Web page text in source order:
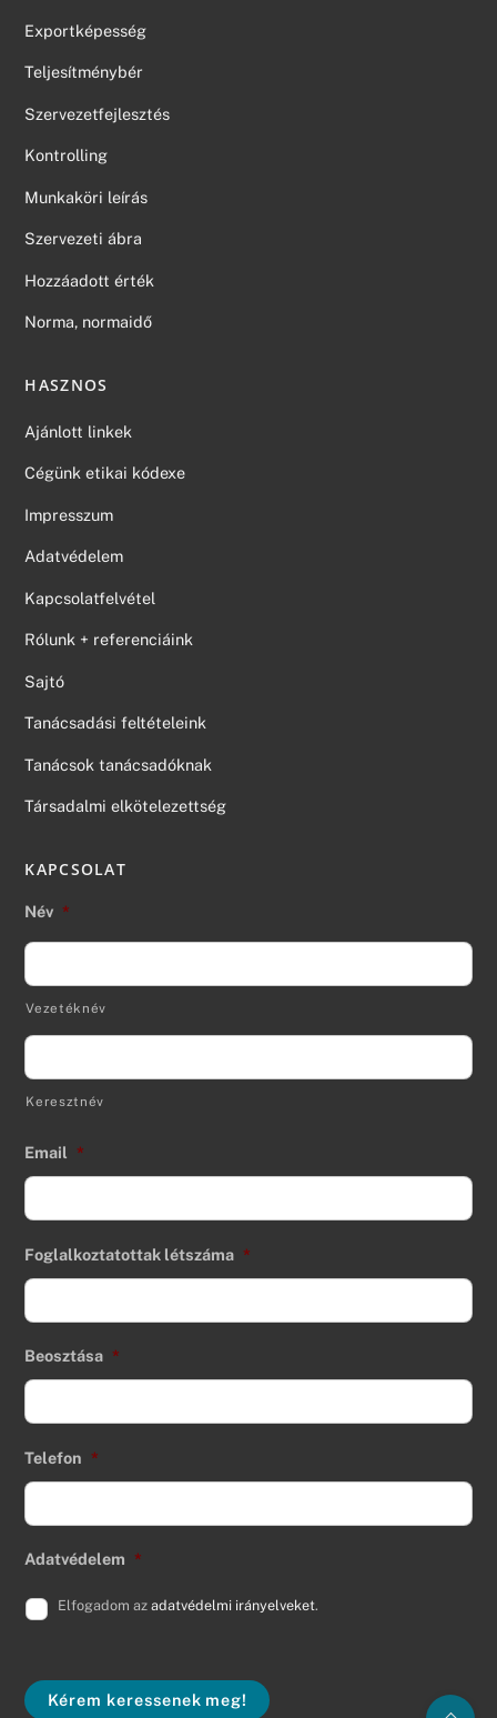
Back
Exportképesség
Teljesítménybér
Szervezetfejlesztés
Kontrolling
Munkaköri leírás
Szervezeti ábra
Hozzáadott érték
Norma, normaidő
HASZNOS
Ajánlott linkek
Cégünk etikai kódexe
Impresszum
Adatvédelem
Kapcsolatfelvétel
Rólunk + referenciáink
Sajtó
Tanácsadási feltételeink
Tanácsok tanácsadóknak
Társadalmi elkötelezettség
KAPCSOLAT
Név *
Vezetéknév
Keresztnév
Email *
Foglalkoztatottak létszáma *
Beosztása *
Telefon *
Adatvédelem *
Elfogadom az adatvédelmi irányelveket.
Kérem keressenek meg!